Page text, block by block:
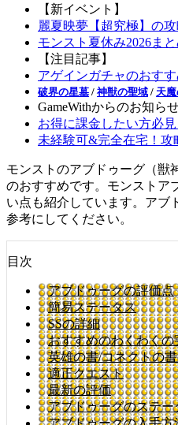
【新イベント】
麗夏映夢【超究極】の
モンスト夏休み2026ま
【注目記事】
アゲインガチャのおす
破界の星墓 / 神獣の聖域 / 天
GameWithからのお知ら
お得に課金したい方必
未経験可&完全在宅！攻
モンストのアブドゥーグ（獣
のおすすめです。モンストア
い点も紹介しています。アブ
参考にしてください。
目次
アブドゥーグの評価点
簡易ステータス
SSの詳細
おすすめのわくわくの
英雄の書/コネクトの
適正クエスト
最新の評価
アブドゥーグのステー